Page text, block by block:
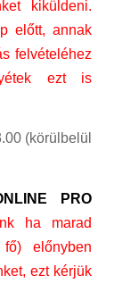
kiküldeni.
előtt, annak
felvételéhez
ezt is
(körülbelül
PRO
ha marad
előnyben
ezt kérjük